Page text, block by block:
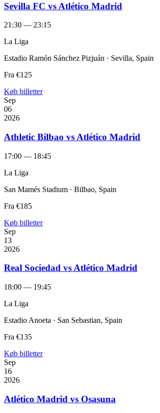
Sevilla FC vs Atlético Madrid
21:30 — 23:15
La Liga
Estadio Ramón Sánchez Pizjuán · Sevilla, Spain
Fra €125
Køb billetter
Sep
06
2026
Athletic Bilbao vs Atlético Madrid
17:00 — 18:45
La Liga
San Mamés Stadium · Bilbao, Spain
Fra €185
Køb billetter
Sep
13
2026
Real Sociedad vs Atlético Madrid
18:00 — 19:45
La Liga
Estadio Anoeta · San Sebastian, Spain
Fra €135
Køb billetter
Sep
16
2026
Atlético Madrid vs Osasuna